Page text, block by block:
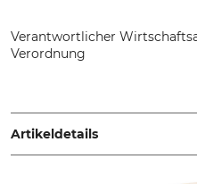
Verantwortlicher
Verordnung
Braunschweig, Germany,
Artikeldetails